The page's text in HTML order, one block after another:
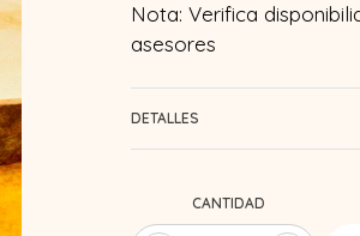
Nota: Verifica
asesores
DETALLES
CANTIDAD